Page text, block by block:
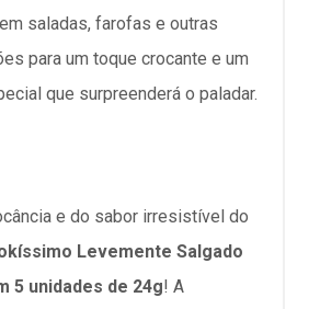
saladas, farofas e outras
para um toque crocante e um
que surpreenderá o paladar.
e do sabor irresistível do
Levemente Salgado
5 unidades de 24g! A